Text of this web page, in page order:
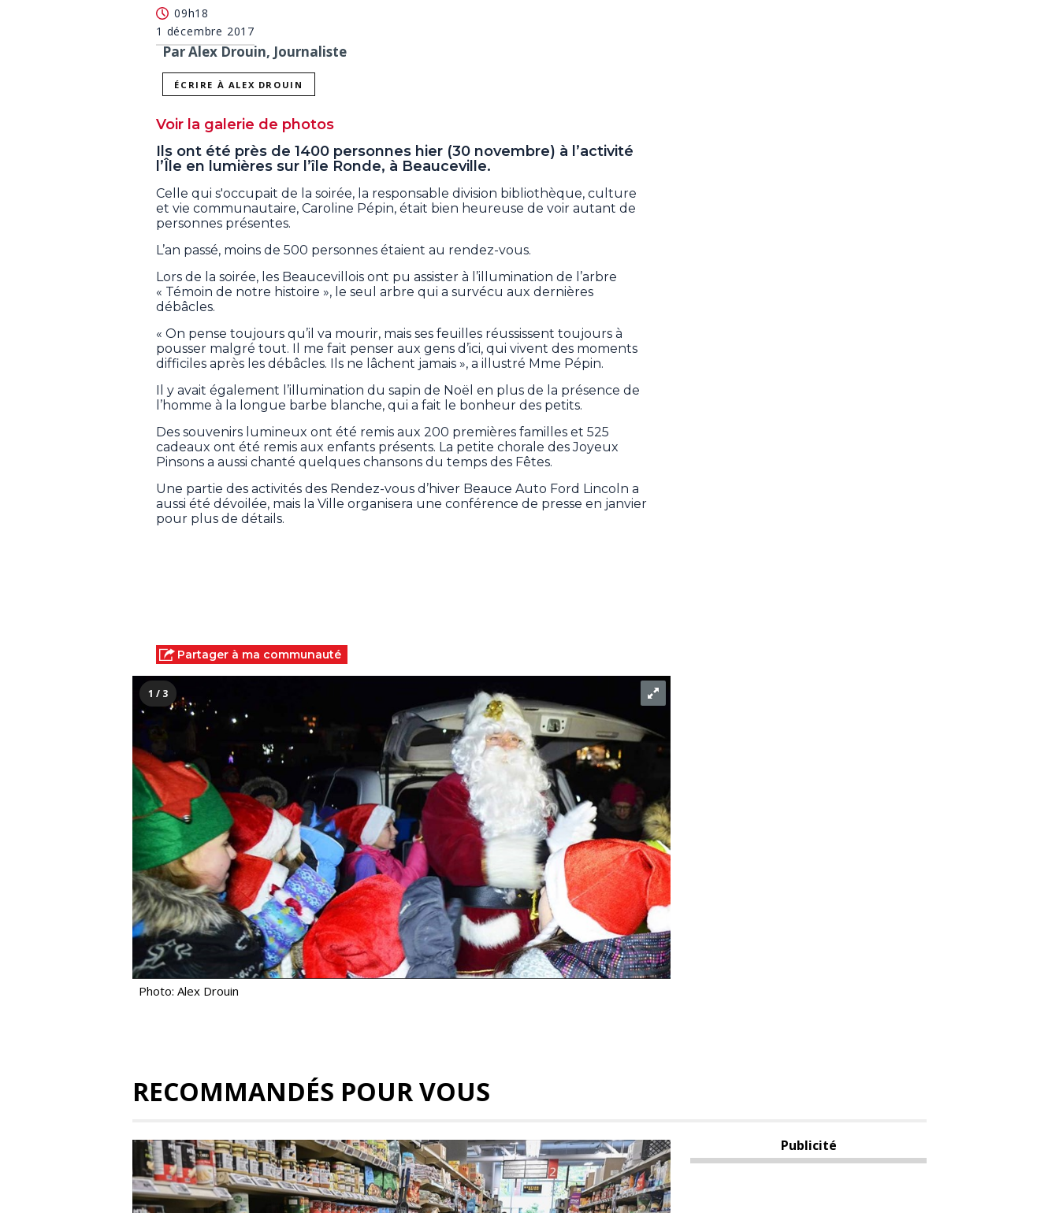
09h18
1 décembre 2017
Par Alex Drouin, Journaliste
ÉCRIRE À ALEX DROUIN
Voir la galerie de photos
Ils ont été près de 1400 personnes hier (30 novembre) à l’activité
l’Île en lumières sur l’île Ronde, à Beauceville.
Celle qui s'occupait de la soirée, la responsable division bibliothèque, culture
et vie communautaire, Caroline Pépin, était bien heureuse de voir autant de
personnes présentes.
L’an passé, moins de 500 personnes étaient au rendez-vous.
Lors de la soirée, les Beaucevillois ont pu assister à l’illumination de l’arbre
« Témoin de notre histoire », le seul arbre qui a survécu aux dernières
débâcles.
« On pense toujours qu’il va mourir, mais ses feuilles réussissent toujours à
pousser malgré tout. Il me fait penser aux gens d’ici, qui vivent des moments
difficiles après les débâcles. Ils ne lâchent jamais », a illustré Mme Pépin.
Il y avait également l’illumination du sapin de Noël en plus de la présence de
l’homme à la longue barbe blanche, qui a fait le bonheur des petits.
Des souvenirs lumineux ont été remis aux 200 premières familles et 525
cadeaux ont été remis aux enfants présents. La petite chorale des Joyeux
Pinsons a aussi chanté quelques chansons du temps des Fêtes.
Une partie des activités des Rendez-vous d’hiver Beauce Auto Ford Lincoln a
aussi été dévoilée, mais la Ville organisera une conférence de presse en janvier
pour plus de détails.
Partager à ma communauté
1 / 3
Photo: Alex Drouin
RECOMMANDÉS POUR VOUS
Publicité